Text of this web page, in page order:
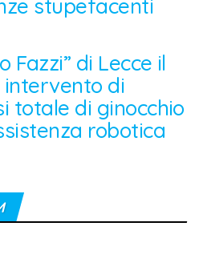
stupefacenti
Fazzi” di Lecce il
di
totale di ginocchio
robotica